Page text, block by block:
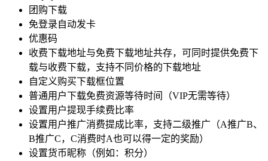
团购下载
免登录自动发卡
优惠码
收费下载地址与免费下载地址共存，可同时提供免费下
载与收费下载，支持不同价格的下载地址
自定义购买下载框位置
普通用户下载免费资源等待时间（VIP无需等待）
设置用户提现手续费比率
设置用户推广消费提成比率，支持二级推广（A推广B、
B推广C，C消费时A也可以得一定的奖励）
设置货币昵称（例如：积分）